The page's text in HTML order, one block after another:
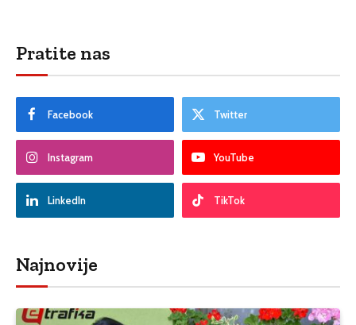
Pratite nas
Facebook Twitter
Instagram YouTube
LinkedIn TikTok
Najnovije